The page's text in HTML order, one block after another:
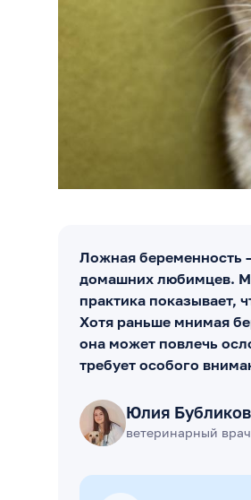
Ложная беременность
домашних любимцев.
практика показывает,
Хотя раньше мнимая
она может повлечь
требует особого
Юлия
ветеринарный